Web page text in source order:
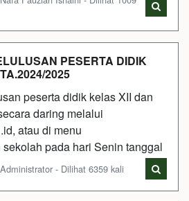
PESERTA DIDIK
2025
peserta didik kelas XII dan
daring melalui
atau di menu
pada hari Senin tanggal
- Dilihat 6359 kali